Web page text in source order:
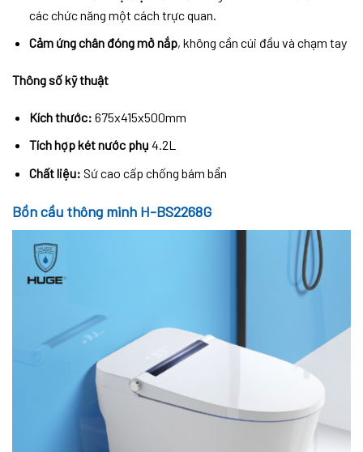
các chức năng một cách trực quan.
Cảm ứng chân đóng mở nắp, không cần cúi đầu và chạm tay
Thông số kỹ thuật
Kích thước: 675x415x500mm
Tích hợp két nước phụ 4.2L
Chất liệu: Sứ cao cấp chống bám bẩn
Bồn cầu thông minh H-BS2268G